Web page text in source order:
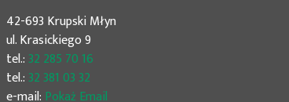
42-693 Krupski Młyn
ul. Krasickiego 9
tel.:32 285 70 16
tel.:32 381 03 32
e-mail: Pokaż Email